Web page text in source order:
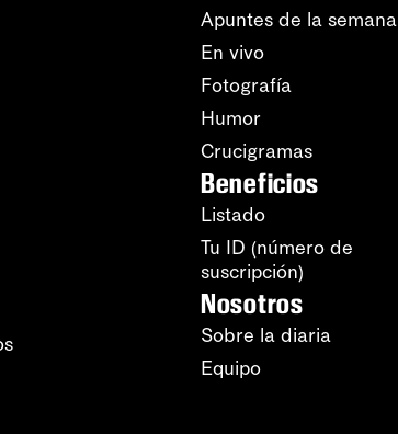
Apuntes de la semana
En vivo
Fotografía
Humor
Crucigramas
Beneficios
Listado
Tu ID (número de
suscripción)
Nosotros
Sobre la diaria
Equipo